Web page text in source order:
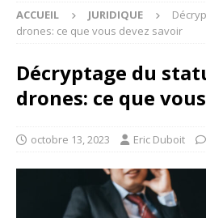
ACCUEIL JURIDIQUE
drones: ce que vous devez savoir
Décryptage du
drones: ce que
octobre 13, 2023 Eric Duboit